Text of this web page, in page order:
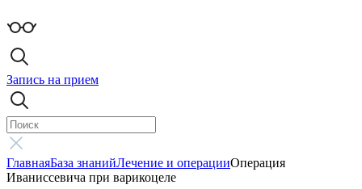
Запись на прием
ГлавнаяБаза знанийЛечение и операцииОперация
Иваниссевича при варикоцеле